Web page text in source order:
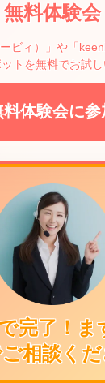
無料体験会
ビィ）」や「
トを無料でお試し
料体験会に参
完了！ま
相談くだ